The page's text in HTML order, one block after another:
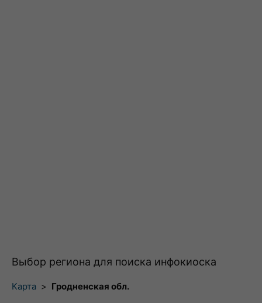
Выбор региона для поиска инфокиоска
Карта > Гродненская обл.